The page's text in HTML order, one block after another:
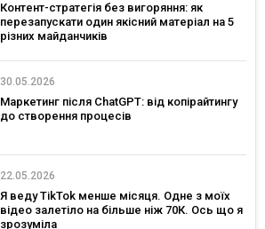
Контент-стратегія без вигоряння: як
перезапускати один якісний матеріал на 5
різних майданчиків
30.05.2026
Маркетинг після ChatGPT: від копірайтингу
до створення процесів
22.05.2026
Я веду TikTok менше місяця. Одне з моїх
відео залетіло на більше ніж 70К. Ось що я
зрозуміла